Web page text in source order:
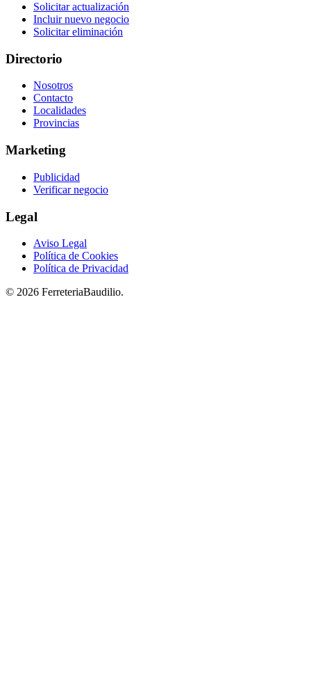
Solicitar actualización
Incluir nuevo negocio
Solicitar eliminación
Directorio
Nosotros
Contacto
Localidades
Provincias
Marketing
Publicidad
Verificar negocio
Legal
Aviso Legal
Política de Cookies
Política de Privacidad
© 2026 FerreteriaBaudilio.